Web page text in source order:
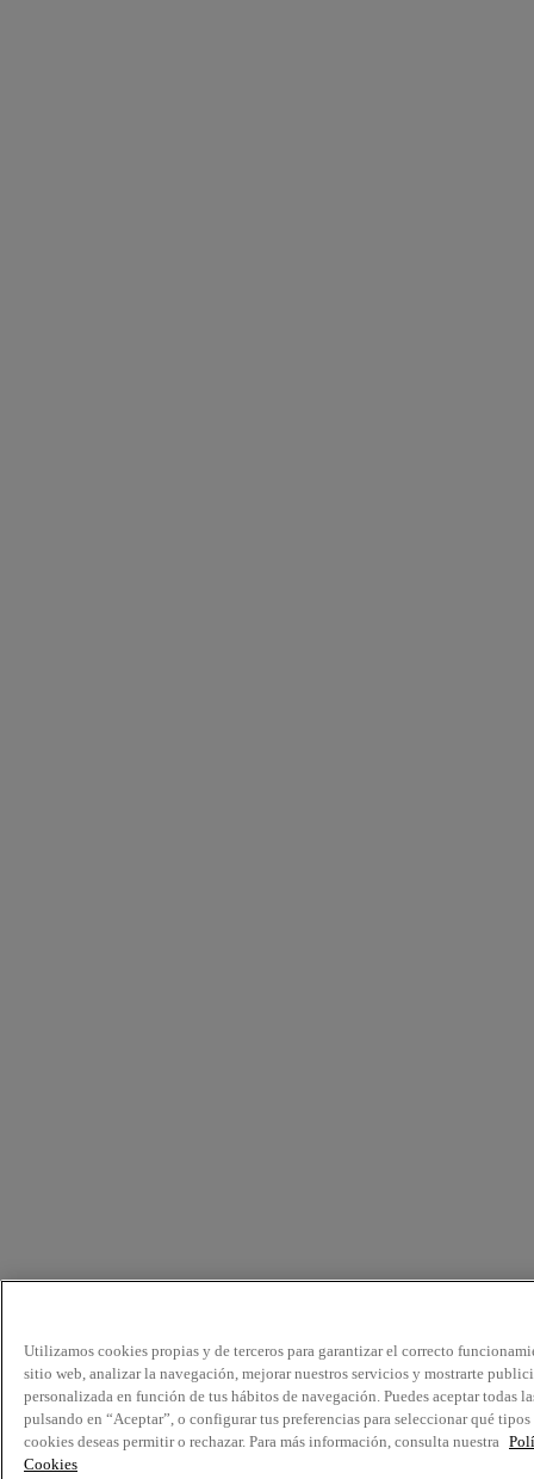
Utilizamos cookies propias y de terceros para garantizar el correcto
sitio web, analizar la navegación, mejorar nuestros servicios y mostrarte
personalizada en función de tus hábitos de navegación. Puedes aceptar todas
pulsando en “Aceptar”, o configurar tus preferencias para seleccionar qué tipos
cookies deseas permitir o rechazar. Para más información, consulta nuestra
Cookies